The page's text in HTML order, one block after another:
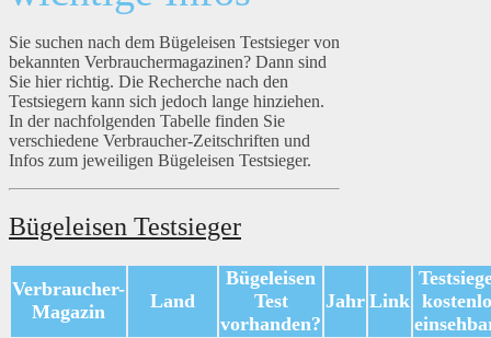
Sie suchen nach dem Bügeleisen Testsieger von
bekannten Verbrauchermagazinen? Dann sind
Sie hier richtig. Die Recherche nach den
Testsiegern kann sich jedoch lange hinziehen.
In der nachfolgenden Tabelle finden Sie
verschiedene Verbraucher-Zeitschriften und
Infos zum jeweiligen Bügeleisen Testsieger.
Bügeleisen Testsieger
Verbraucher-
Magazin
Land
Bügeleisen
Test
vorhanden?
Jahr Link